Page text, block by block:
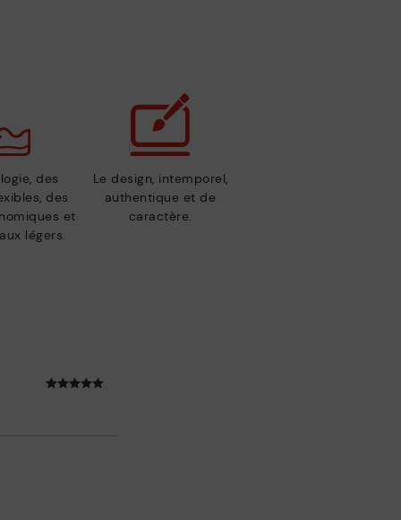
des
des
et
légers.
Le design, intemporel,
authentique et de
caractère.